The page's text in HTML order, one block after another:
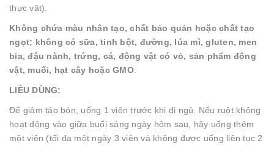
thực vật).
Không chứa màu nhân tạo, chất bảo quản hoặc chất tạo
ngọt; không có sữa, tinh bột, đường, lúa mì, gluten, men
bia, đậu nành, trứng, cá, động vật có vỏ, sản phẩm động
vật, muối, hạt cây hoặc GMO.
LIỀU DÙNG:
Để giảm táo bón, uống 1 viên trước khi đi ngủ. Nếu ruột không
hoạt động vào giữa buổi sáng ngày hôm sau, hãy uống thêm
một viên (tối đa một ngày 3 viên và không được uống liên tục 2